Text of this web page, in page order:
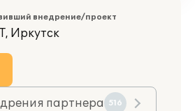
внедрение/проект
Иркутск
партнера 516